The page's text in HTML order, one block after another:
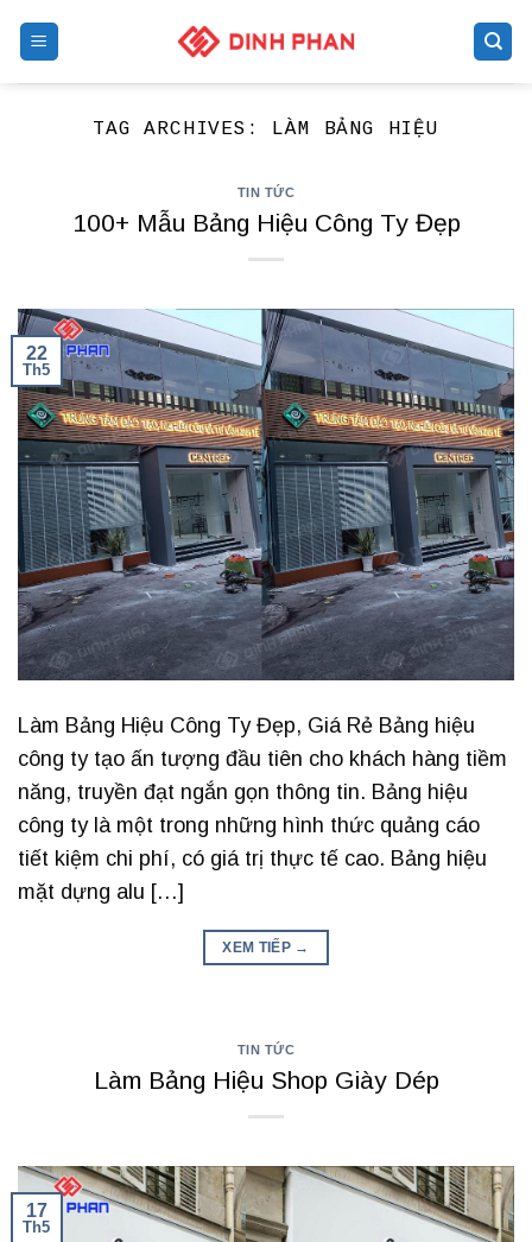
TAG ARCHIVES: LÀM BẢNG HIỆU
TIN TỨC
100+ Mẫu Bảng Hiệu Công Ty Đẹp
22
Th5
Làm Bảng Hiệu Công Ty Đẹp, Giá Rẻ Bảng hiệu
công ty tạo ấn tượng đầu tiên cho khách hàng tiềm
năng, truyền đạt ngắn gọn thông tin. Bảng hiệu
công ty là một trong những hình thức quảng cáo
tiết kiệm chi phí, có giá trị thực tế cao. Bảng hiệu
mặt dựng alu […]
XEM TIẾP →
TIN TỨC
Làm Bảng Hiệu Shop Giày Dép
17
Th5